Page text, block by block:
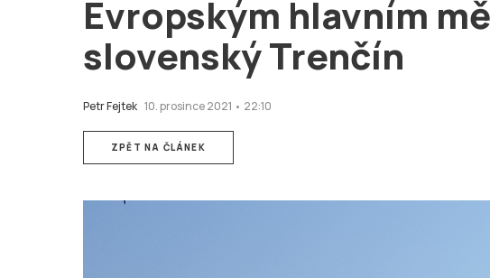
Evropským hlavním
slovenský Trenčín
Petr Fejtek 10. prosince 2021 • 22:10
ZPĚT NA ČLÁNEK